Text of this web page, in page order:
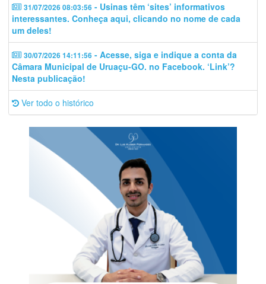
31/07/2026 08:03:56 - Usinas têm ‘sites’ informativos
interessantes. Conheça aqui, clicando no nome de cada
um deles!
30/07/2026 14:11:56 - Acesse, siga e indique a conta da
Câmara Municipal de Uruaçu-GO. no Facebook. ‘Link’?
Nesta publicação!
Ver todo o histórico